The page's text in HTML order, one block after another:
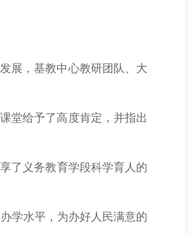
展，基教中心教研团队、大
堂给予了高度肯定，并指出
了义务教育学段科学育人的
学水平，为办好人民满意的